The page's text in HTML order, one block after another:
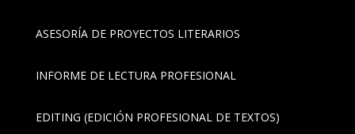
ASESORÍA DE PROYECTOS LITERARIOS
INFORME DE LECTURA PROFESIONAL
EDITING (EDICIÓN PROFESIONAL DE TEXTOS)